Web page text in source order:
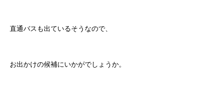
直通バスも出ているそうなので、
お出かけの候補にいかがでしょうか。